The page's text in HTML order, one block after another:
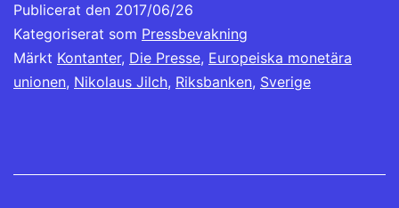
Publicerat den 2017/06/26
Kategoriserat som Pressbevakning
Märkt Kontanter, Die Presse, Europeiska monetära
unionen, Nikolaus Jilch, Riksbanken, Sverige